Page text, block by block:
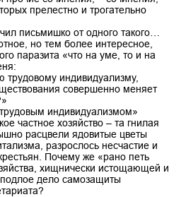
прелестно и трогательно
письмишко от одного такого…
но тем более интересное,
паразита «что на уме, то и на
трудовому индивидуализму,
совершенно меняет
индивидуализмом»
частное хозяйство – та гнилая
расцвели ядовитые цветы
разрослось несчастие и
Почему же «рано петь
хищнически истощающей и
дело самозащиты